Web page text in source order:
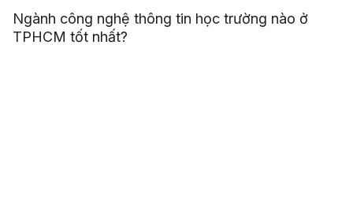
Ngành công nghệ thông tin học trường nào ở
TPHCM tốt nhất?